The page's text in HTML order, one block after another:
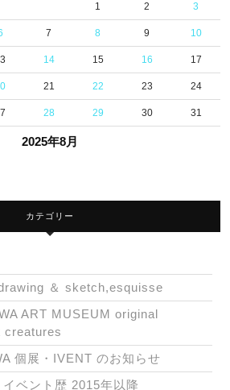
2025年8月
1 2 3
7 8 9 10
14 15 16 17
21 22 23 24
28 29 30 31
カテゴリー
＆ sketch,esquisse
ART MUSEUM original
creatures
個展・IVENT のお知らせ
ベント歴 2015年以降